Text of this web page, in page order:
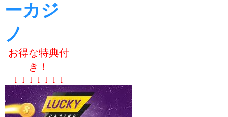
ーカジ
ノ
お得な特典付
き！
↓ ↓ ↓ ↓ ↓ ↓ ↓